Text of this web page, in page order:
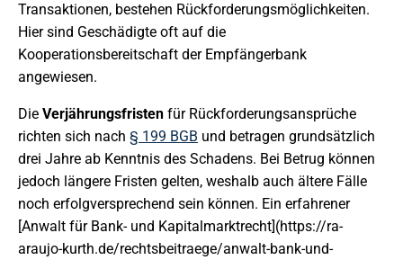
Transaktionen, bestehen Rückforderungsmöglichkeiten.
Hier sind Geschädigte oft auf die
Kooperationsbereitschaft der Empfängerbank
angewiesen.
Die Verjährungsfristen für Rückforderungsansprüche
richten sich nach § 199 BGB und betragen grundsätzlich
drei Jahre ab Kenntnis des Schadens. Bei Betrug können
jedoch längere Fristen gelten, weshalb auch ältere Fälle
noch erfolgversprechend sein können. Ein erfahrener
[Anwalt für Bank- und Kapitalmarktrecht](https://ra-
araujo-kurth.de/rechtsbeitraege/anwalt-bank-und-